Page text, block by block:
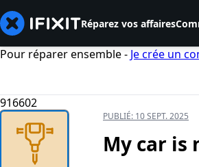
Réparez vos affaires
Pour réparer ensemble - Je crée un
916602
PUBLIÉ: 10 SEPT. 2025
My car is